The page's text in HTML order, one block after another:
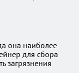
она наиболее
для сбора
загрязнения